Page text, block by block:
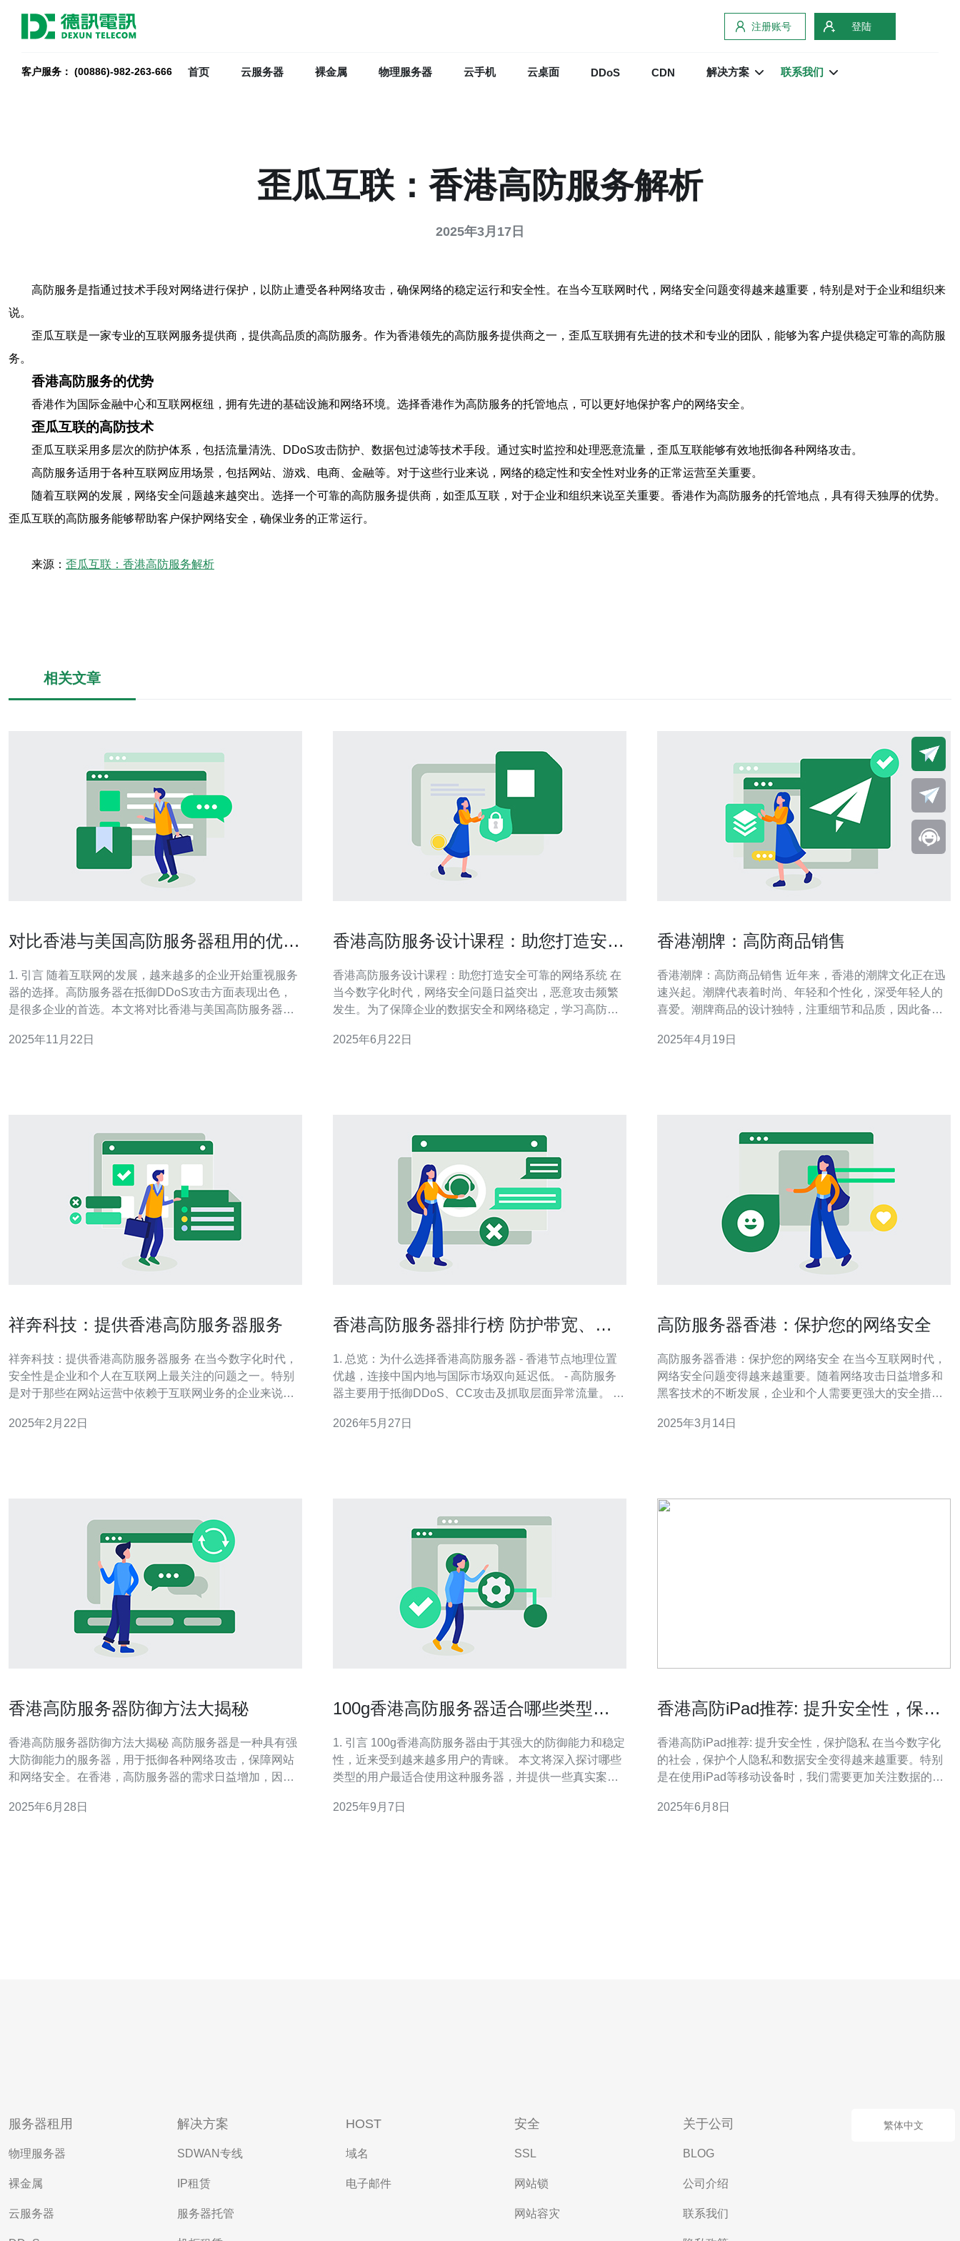
注册账号 登陆
客户服务： (00886)-982-263-666 首页 云服务器 裸金属 物理服务器 云手机 云桌面 DDoS CDN 解决方案 联系我们
歪瓜互联：香港高防服务解析
2025年3月17日
高防服务是指通过技术手段对网络进行保护，以防止遭受各种网络攻击，确保网络的稳定运行和安全性。在当今互联网时代，网络安全问题变得越来越重要，特别是对于企业和组织来
说。
歪瓜互联是一家专业的互联网服务提供商，提供高品质的高防服务。作为香港领先的高防服务提供商之一，歪瓜互联拥有先进的技术和专业的团队，能够为客户提供稳定可靠的高防服
务。
香港高防服务的优势
香港作为国际金融中心和互联网枢纽，拥有先进的基础设施和网络环境。选择香港作为高防服务的托管地点，可以更好地保护客户的网络安全。
歪瓜互联的高防技术
歪瓜互联采用多层次的防护体系，包括流量清洗、DDoS攻击防护、数据包过滤等技术手段。通过实时监控和处理恶意流量，歪瓜互联能够有效地抵御各种网络攻击。
高防服务适用于各种互联网应用场景，包括网站、游戏、电商、金融等。对于这些行业来说，网络的稳定性和安全性对业务的正常运营至关重要。
随着互联网的发展，网络安全问题越来越突出。选择一个可靠的高防服务提供商，如歪瓜互联，对于企业和组织来说至关重要。香港作为高防服务的托管地点，具有得天独厚的优势。
歪瓜互联的高防服务能够帮助客户保护网络安全，确保业务的正常运行。
来源： 歪瓜互联：香港高防服务解析
相关文章
对比香港与美国高防服务器租用的优缺
1. 引言 随着互联网的发展，越来越多的企业开始重视服务
器的选择。高防服务器在抵御DDoS攻击方面表现出色，
是很多企业的首选。本文将对比香港与美国高防服务器的
性能是选择高防服务器时最重要的考量因素之一。香港和
2025年11月22日
香港高防服务设计课程：助您打造安全
香港高防服务设计课程：助您打造安全可靠的网络系统 在
当今数字化时代，网络安全问题日益突出，恶意攻击频繁
发生。为了保障企业的数据安全和网络稳定，学习高防服
基本概念，以及如何设计和实施高效的高防服务系统。 高
2025年6月22日
香港潮牌：高防商品销售
香港潮牌：高防商品销售 近年来，香港的潮牌文化正在迅
速兴起。潮牌代表着时尚、年轻和个性化，深受年轻人的
喜爱。潮牌商品的设计独特，注重细节和品质，因此备受
时尚的外观，还能提供出色的防护效果。无论是防风、防
2025年4月19日
祥奔科技：提供香港高防服务器服务
祥奔科技：提供香港高防服务器服务 在当今数字化时代，
安全性是企业和个人在互联网上最关注的问题之一。特别
是对于那些在网站运营中依赖于互联网业务的企业来说，
一家专业的网络安全服务提供商，致力于为客户提供高品
2025年2月22日
香港高防服务器排行榜 防护带宽、响
1. 总览：为什么选择香港高防服务器 - 香港节点地理位置
优越，连接中国内地与国际市场双向延迟低。 - 高防服务
器主要用于抵御DDoS、CC攻击及抓取层面异常流量。 -
关。 - 评估指标以防护带宽、基础带宽、响应时延与售后
2026年5月27日
高防服务器香港：保护您的网络安全
高防服务器香港：保护您的网络安全 在当今互联网时代，
网络安全问题变得越来越重要。随着网络攻击日益增多和
黑客技术的不断发展，企业和个人需要更强大的安全措施
解决方案，它提供了全面的网络安全保护。 高防服务器香
2025年3月14日
香港高防服务器防御方法大揭秘
香港高防服务器防御方法大揭秘 高防服务器是一种具有强
大防御能力的服务器，用于抵御各种网络攻击，保障网站
和网络安全。在香港，高防服务器的需求日益增加，因为
服务器已无法满足防御需求。高防服务器能够通过特殊的
2025年6月28日
100g香港高防服务器适合哪些类型的
1. 引言 100g香港高防服务器由于其强大的防御能力和稳定
性，近来受到越来越多用户的青睐。 本文将深入探讨哪些
类型的用户最适合使用这种服务器，并提供一些真实案例
是指具备强大防御能力，能有效抵御各种网络攻击（如
2025年9月7日
香港高防iPad推荐: 提升安全性，保护
香港高防iPad推荐: 提升安全性，保护隐私 在当今数字化
的社会，保护个人隐私和数据安全变得越来越重要。特别
是在使用iPad等移动设备时，我们需要更加关注数据的安
护隐私的设备，让您更加放心地使用iPad。 香港高防iPad
2025年6月8日
服务器租用
物理服务器
裸金属
云服务器
解决方案
SDWAN专线
IP租赁
服务器托管
HOST
域名
电子邮件
安全
SSL
网站锁
网站容灾
关于公司
BLOG
公司介绍
联系我们
繁体中文